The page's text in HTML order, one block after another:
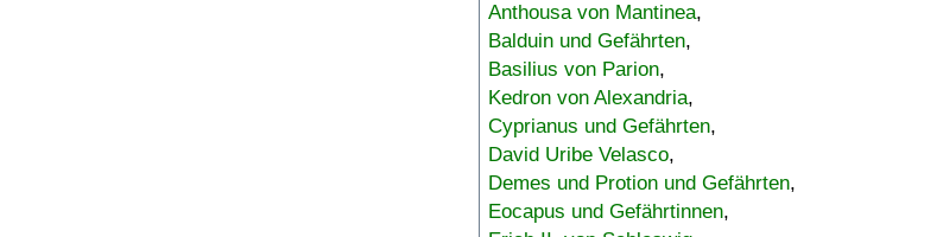
Anthousa von Mantinea,
Balduin und Gefährten,
Basilius von Parion,
Kedron von Alexandria,
Cyprianus und Gefährten,
David Uribe Velasco,
Demes und Protion und Gefährten,
Eocapus und Gefährtinnen,